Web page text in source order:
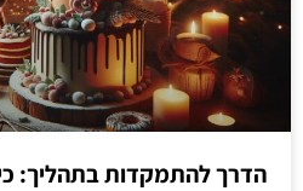
הדרך להתמקדות בתהליך: